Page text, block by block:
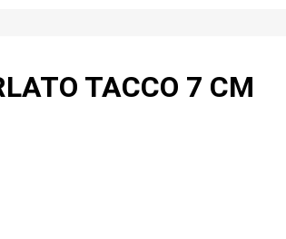
TACCO 7 CM